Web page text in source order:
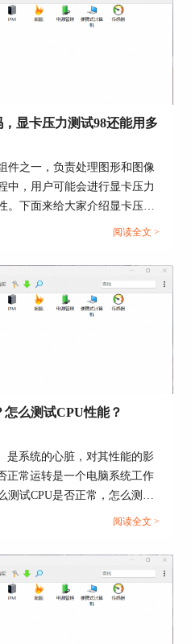
以我们只需关注图3中
了，运行15-30分钟，
，不出现蓝屏等现象，证
力测试界面
，需要在计算机—传感器
图4所示，运行显卡压
度不超过85摄氏度，证
示核心温度
过GPGPU（General-
显卡压力测试98还能用多
件之一，负责处理图形和图像
中，用户可能会进行显卡压力
。下面来给大家介绍显卡压力
试98还能用多久的内容。...
阅读全文 >
么测试CPU性能？
是系统的心脏，对其性能的影
正常运转是一个电脑系统工作
测试CPU是否正常，怎么测试
阅读全文 >